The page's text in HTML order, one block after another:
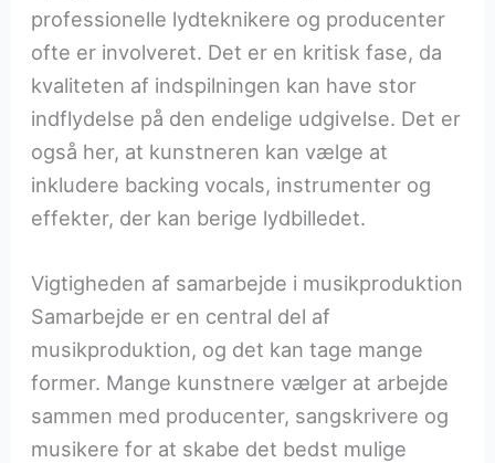
professionelle lydteknikere og producenter
ofte er involveret. Det er en kritisk fase, da
kvaliteten af indspilningen kan have stor
indflydelse på den endelige udgivelse. Det er
også her, at kunstneren kan vælge at
inkludere backing vocals, instrumenter og
effekter, der kan berige lydbilledet.
Vigtigheden af samarbejde i musikproduktion
Samarbejde er en central del af
musikproduktion, og det kan tage mange
former. Mange kunstnere vælger at arbejde
sammen med producenter, sangskrivere og
musikere for at skabe det bedst mulige